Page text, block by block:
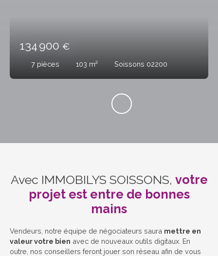
134 900 €
7 pièces 103 m² Soissons 02200
Avec IMMOBILYS SOISSONS, votre
projet est entre de bonnes
mains
Vendeurs, notre équipe de négociateurs saura mettre en
valeur votre bien avec de nouveaux outils digitaux. En
outre, nos conseillers feront jouer son réseau afin de vous